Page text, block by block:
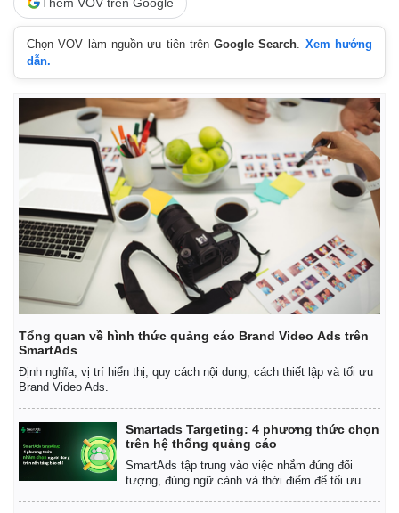
Kinh tế
Bất động sản
Khởi nghiệp
Thị trường
Giá vàng
Chứng khoán
Giá cà phê
Chọn VOV làm nguồn ưu tiên trênGoogle Search
Xem hướng
dẫn.
Tổng quan về hình thức quảng cáo Brand Video Ads trên
SmartAds
Định nghĩa, vị trí hiển thị, quy cách nội dung, cách thiết lập và tối ưu
Brand Video Ads.
Smartads Targeting: 4 phương thức chọn
trên hệ thống quảng cáo
SmartAds tập trung vào việc nhắm đúng đối
tượng, đúng ngữ cảnh và thời điểm để tối ưu.